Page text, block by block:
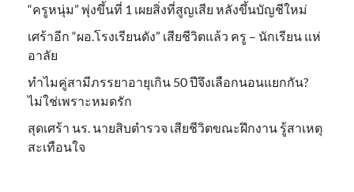
“ครูหนุ่ม” พุ่งขึ้นที่ 1 เผยสิ่งที่สูญเสีย หลังขึ้นบัญชีใหม่
เศร้าอีก “ผอ.โรงเรียนดัง” เสียชีวิตแล้ว ครู – นักเรียน แห่
อาลัย
ทำไมคู่สามีภรรยาอายุเกิน 50 ปีจึงเลือกนอนแยกกัน?
ไม่ใช่เพราะหมดรัก
สุดเศร้า นร. นายสิบตำรวจ เสียชีวิตขณะฝึกงาน รู้สาเหตุ
สะเทือนใจ